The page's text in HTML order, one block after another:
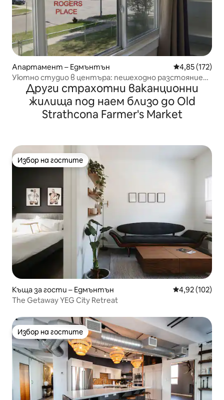
Апартамент – Едмънтън Средна
4,85 (172)
Уютно студио в центъра: пешеходно разстояние
до Rogers Place и безплатно паркиране!
Други страхотни ваканционни
жилища под наем близо до Old
Strathcona Farmer's Market
Избор на гостите
Избор на гостите
Къща за гости – Едмънтън Средна
4,92 (102)
The Getaway YEG City Retreat
Избор на гостите
Избор на гостите